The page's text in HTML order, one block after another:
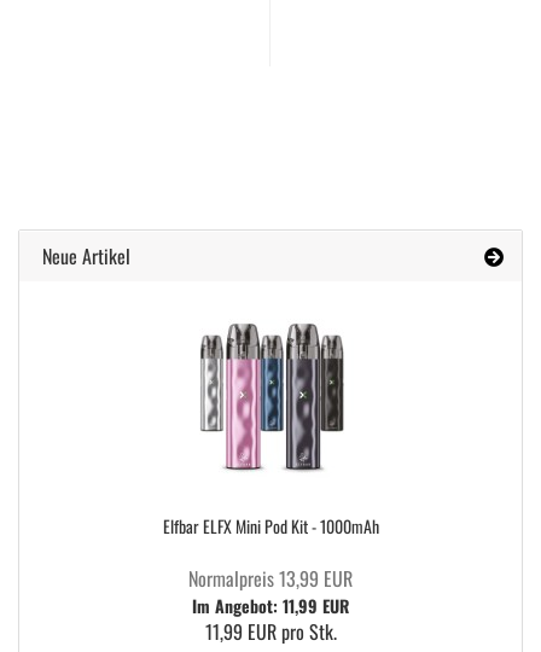
Neue Artikel
Elfbar ELFX Mini Pod Kit - 1000mAh
Normalpreis 13,99 EUR
Im Angebot: 11,99 EUR
11,99 EUR pro Stk.